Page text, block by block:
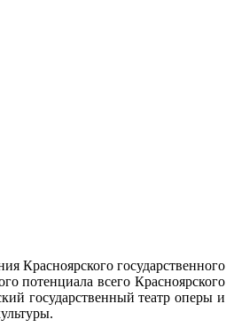
Красноярского государственного
потенциала всего Красноярского
государственный театр оперы и